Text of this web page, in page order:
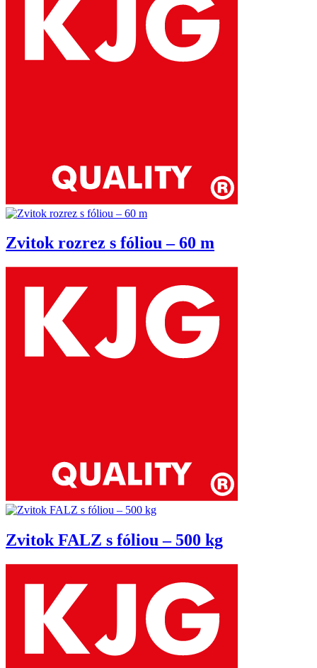
Zvitok rozrez s fóliou – 60 m
Zvitok FALZ s fóliou – 500 kg